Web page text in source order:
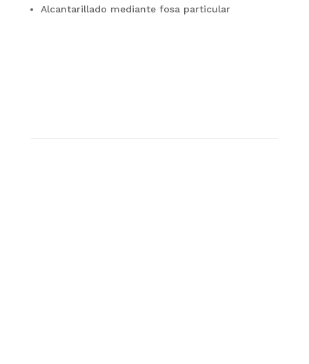
Alcantarillado mediante fosa particular